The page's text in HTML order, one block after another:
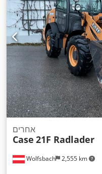
Wolfsbach 2,555 km
אחרים
Case 21F Radlader